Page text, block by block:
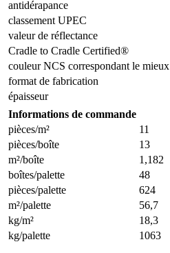
antidérapance
classement UPEC
valeur de réflectance
Cradle to Cradle Certified®
couleur NCS correspondant le mieux
format de fabrication
épaisseur
Informations de commande
pièces/m²
11
pièces/boîte
13
m²/boîte
1,182
boîtes/palette
48
pièces/palette
624
m²/palette
56,7
kg/m²
18,3
kg/palette
1063